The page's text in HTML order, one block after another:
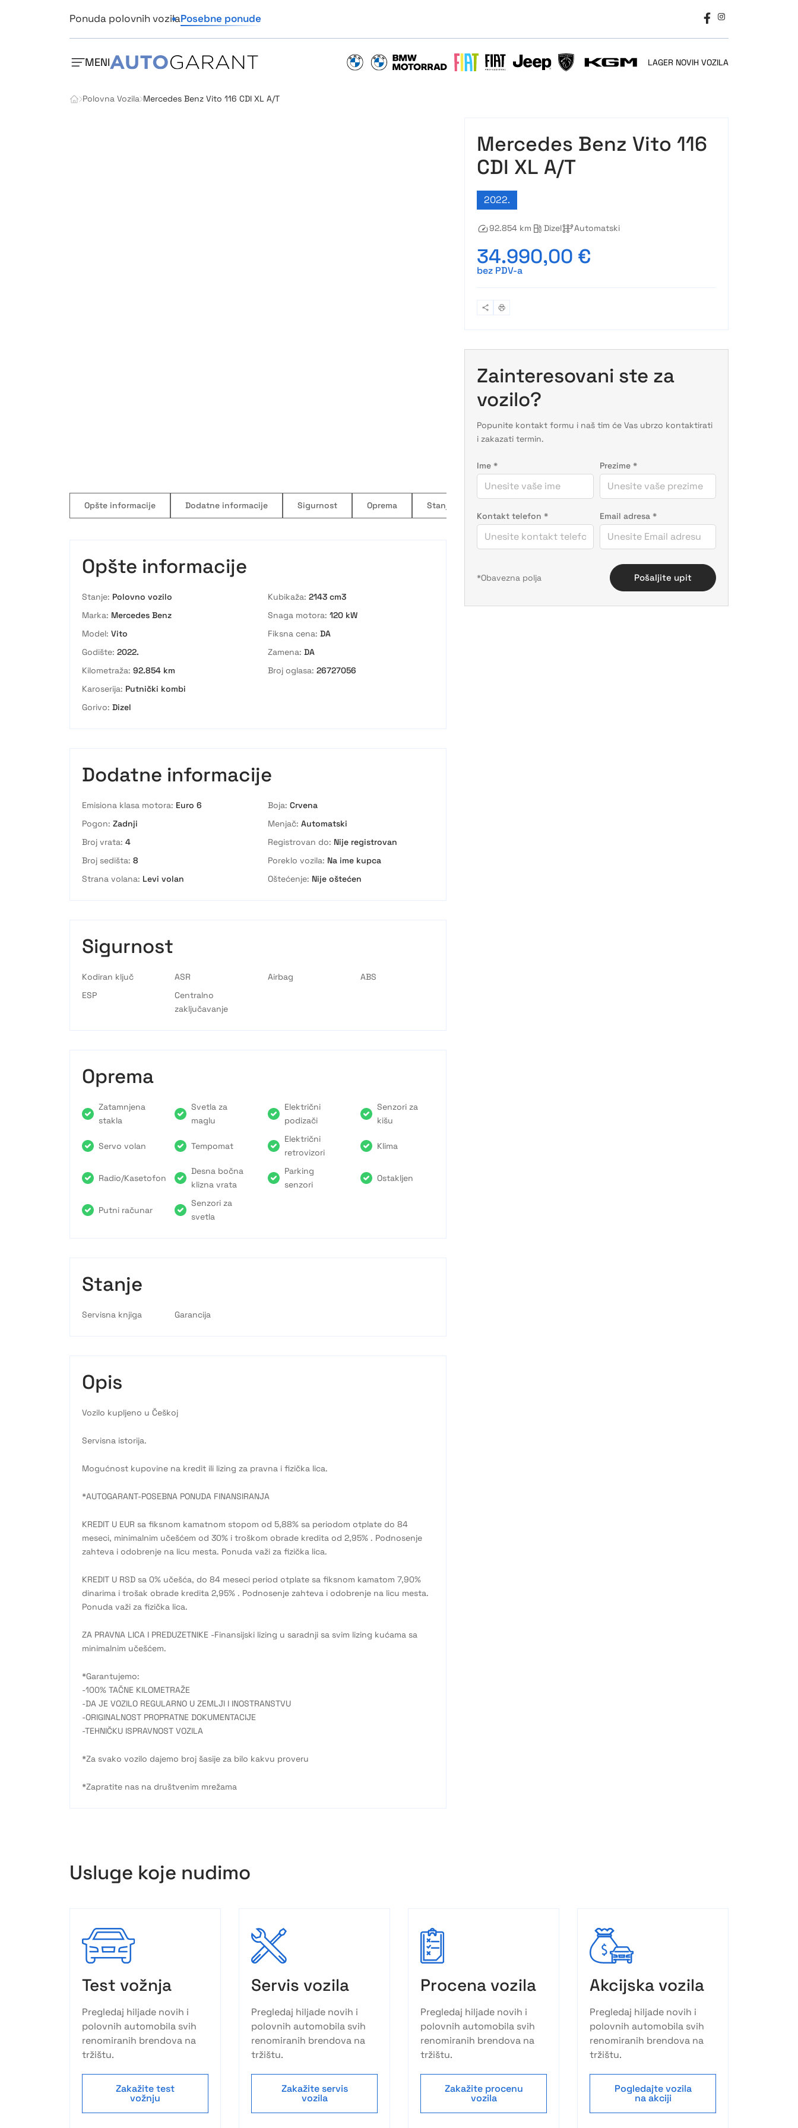
Ponuda polovnih vozilaPosebne ponude
MENI BMW BMW MOTORRAD FIAT FIAT PROFESSIONAL
JEEP PEUGEOT
KGM LAGER NOVIH VOZILA
Polovna Vozila Mercedes Benz Vito 116 CDI XL A/T
Opšte informacije Dodatne informacije Sigurnost Oprema Stanje
Opšte informacije
Stanje: Polovno vozilo Kubikaža: 2143 cm3
Marka: Mercedes Benz Snaga motora: 120 kW
Model: Vito Fiksna cena: DA
Godište: 2022. Zamena: DA
Kilometraža: 92.854 km Broj oglasa: 26727056
Karoserija: Putnički kombi
Gorivo: Dizel
Dodatne informacije
Emisiona klasa motora: Euro 6 Boja: Crvena
Pogon: Zadnji Menjač: Automatski
Broj vrata: 4 Registrovan do: Nije registrovan
Broj sedišta: 8 Poreklo vozila: Na ime kupca
Strana volana: Levi volan Oštećenje: Nije oštećen
Sigurnost
Kodiran ključ ASR Airbag
ABS
ESP
Centralno
zaključavanje
Oprema
Zatamnjena
stakla
Svetla za
maglu
Električni
podizači
Senzori za
kišu
Servo volan Tempomat
Električni
retrovizori
Klima
Radio/Kasetofon
Desna bočna
klizna vrata
Parking
senzori
Ostakljen
Putni računar
Senzori za
svetla
Stanje
Servisna knjiga Garancija
Opis
Vozilo kupljeno u Češkoj
Servisna istorija.
Mogućnost kupovine na kredit ili lizing za pravna i fizička lica.
*AUTOGARANT-POSEBNA PONUDA FINANSIRANJA
KREDIT U EUR sa fiksnom kamatnom stopom od 5,88% sa periodom otplate do 84
meseci, minimalnim učešćem od 30% i troškom obrade kredita od 2,95% . Podnosenje
zahteva i odobrenje na licu mesta. Ponuda važi za fizička lica.
KREDIT U RSD sa 0% učešća, do 84 meseci period otplate sa fiksnom kamatom 7,90%
dinarima i trošak obrade kredita 2,95% . Podnosenje zahteva i odobrenje na licu mesta.
Ponuda važi za fizička lica.
ZA PRAVNA LICA I PREDUZETNIKE -Finansijski lizing u saradnji sa svim lizing kućama sa
minimalnim učešćem.
*Garantujemo:
-100% TAČNE KILOMETRAŽE
-DA JE VOZILO REGULARNO U ZEMLJI I INOSTRANSTVU
-ORIGINALNOST PROPRATNE DOKUMENTACIJE
-TEHNIČKU ISPRAVNOST VOZILA
*Za svako vozilo dajemo broj šasije za bilo kakvu proveru
*Zapratite nas na društvenim mrežama
Mercedes Benz Vito 116
CDI XL A/T
2022.
92.854 km Dizel Automatski
34.990,00 €
bez PDV-a
Zainteresovani ste za
vozilo?
Popunite kontakt formu i naš tim će Vas ubrzo kontaktirati
i zakazati termin.
Ime * Prezime *
Kontakt telefon * Email adresa *
Pošaljite upit
Usluge koje nudimo
Test vožnja
Pregledaj hiljade novih i
polovnih automobila svih
renomiranih brendova na
tržištu.
Zakažite test
vožnju
Servis vozila
Pregledaj hiljade novih i
polovnih automobila svih
renomiranih brendova na
tržištu.
Zakažite servis
vozila
Procena vozila
Pregledaj hiljade novih i
polovnih automobila svih
renomiranih brendova na
tržištu.
Zakažite procenu
vozila
Akcijska vozila
Pregledaj hiljade novih i
polovnih automobila svih
renomiranih brendova na
tržištu.
Pogledajte vozila
na akciji